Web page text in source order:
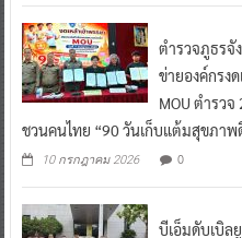
ตำรวจภูธรจั
ข่ายองค์กรง
MOU ตำรว
ชวนคนไทย “90 วันเก็บแต้มสุขภาพ
10 กรกฎาคม 2026 0
บีเอ็มดับเบิล